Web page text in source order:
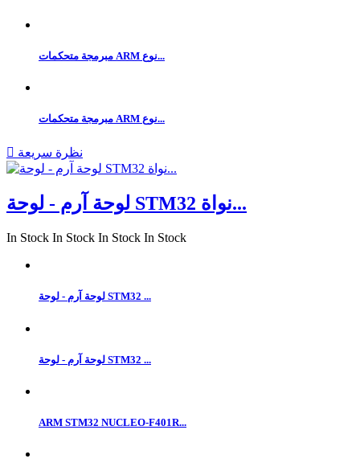
مبرمجة متحكمات ARM نوع...
مبرمجة متحكمات ARM نوع...
 نظرة سريعة
لوحة آرم - لوحة STM32 نواة...
In Stock In Stock In Stock In Stock
لوحة آرم - لوحة STM32 ...
لوحة آرم - لوحة STM32 ...
ARM STM32 NUCLEO-F401R...